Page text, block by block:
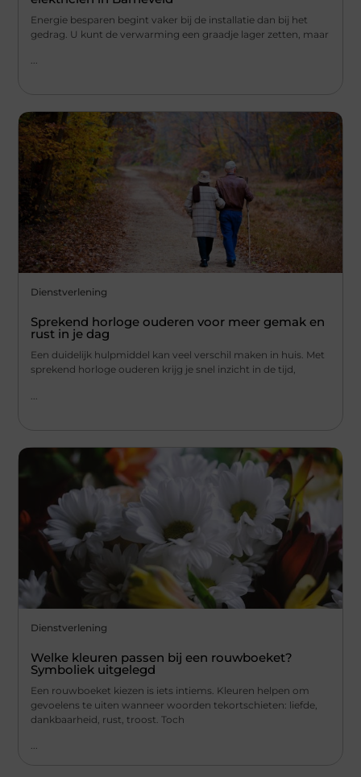
Energie besparen begint vaker bij de installatie dan bij het
gedrag. U kunt de verwarming een graadje lager zetten, maar
...
Dienstverlening
Sprekend horloge ouderen voor meer gemak en
rust in je dag
Een duidelijk hulpmiddel kan veel verschil maken in huis. Met
sprekend horloge ouderen krijg je snel inzicht in de tijd,
Dienstverlening
Welke kleuren passen bij een rouwboeket?
Symboliek uitgelegd
Een rouwboeket kiezen is iets intiems. Kleuren helpen om
gevoelens te uiten wanneer woorden tekortschieten: liefde,
dankbaarheid, rust, troost. Toch
...